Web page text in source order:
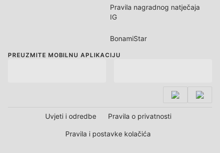
Pravila nagradnog natječaja
IG
BonamiStar
PREUZMITE MOBILNU APLIKACIJU
Uvjeti i odredbe Pravila o privatnosti
Pravila i postavke kolačića